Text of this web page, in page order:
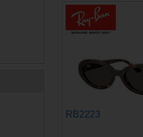
RB2223